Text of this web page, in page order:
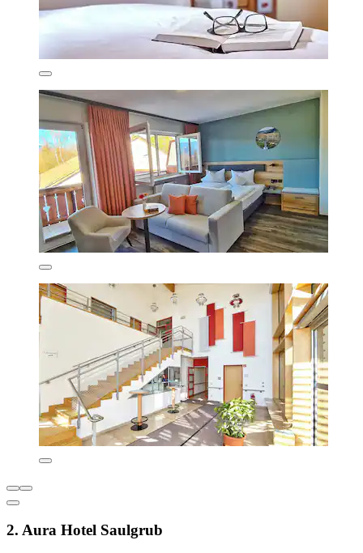
2. Aura Hotel Saulgrub